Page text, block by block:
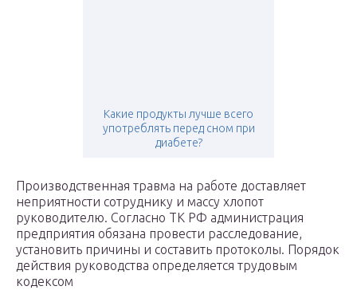
Какие продукты лучше всего
употреблять перед сном при
диабете?
Производственная травма на работе доставляет
неприятности сотруднику и массу хлопот
руководителю. Согласно ТК РФ администрация
предприятия обязана провести расследование,
установить причины и составить протоколы. Порядок
действия руководства определяется трудовым
кодексом